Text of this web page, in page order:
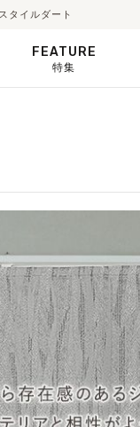
タイルダート
FEATURE
特集